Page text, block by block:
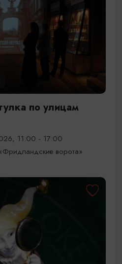
по улицам
11:00 - 17:00
ворота»